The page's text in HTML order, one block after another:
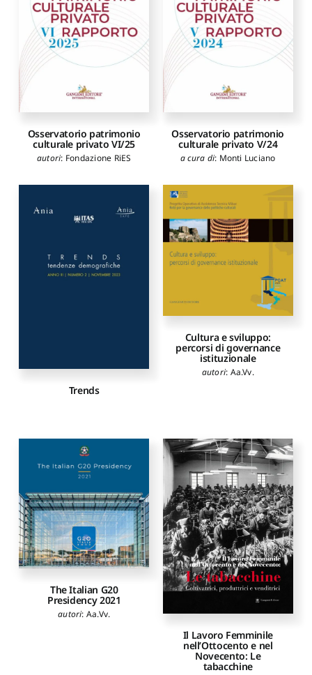
Osservatorio patrimonio
culturale privato VI/25
autori: Fondazione RiES
Osservatorio patrimonio
culturale privato V/24
a cura di: Monti Luciano
Trends
Cultura e sviluppo:
percorsi di governance
istituzionale
autori: Aa.Vv.
The Italian G20
Presidency 2021
autori: Aa.Vv.
Il Lavoro Femminile
nell’Ottocento e nel
Novecento: Le
tabacchine